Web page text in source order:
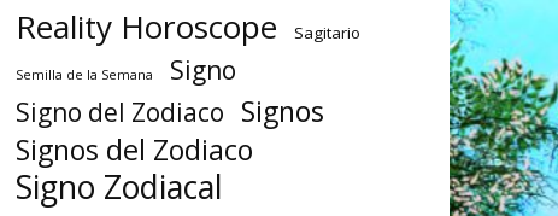
Reality Horoscope Sagitario
Semilla de la Semana
Signo
Signo del Zodiaco Signos
Signos del Zodiaco
Signo Zodiacal